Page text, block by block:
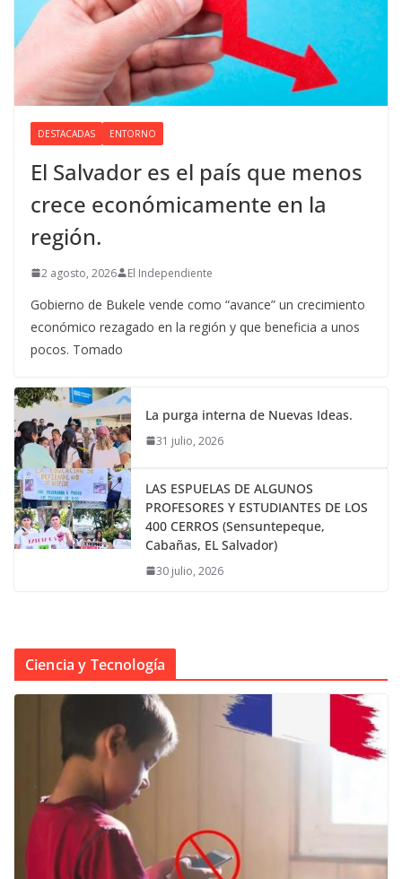
DESTACADAS ENTORNO
El Salvador es el país que menos
crece económicamente en la
región.
2 agosto, 2026 El Independiente
Gobierno de Bukele vende como “avance” un crecimiento
económico rezagado en la región y que beneficia a unos
pocos. Tomado
La purga interna de Nuevas Ideas.
31 julio, 2026
LAS ESPUELAS DE ALGUNOS
PROFESORES Y ESTUDIANTES DE LOS
400 CERROS (Sensuntepeque,
Cabañas, EL Salvador)
30 julio, 2026
Ciencia y Tecnología